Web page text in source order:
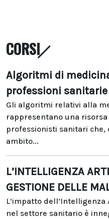
CORSI
Algoritmi di
professioni sanitarie
Gli algoritmi relativi alla
rappresentano una
professionisti sanitari
ambito...
L’INTELLIGENZA
GESTIONE DELLE
L’impatto
nel settore sanitario è